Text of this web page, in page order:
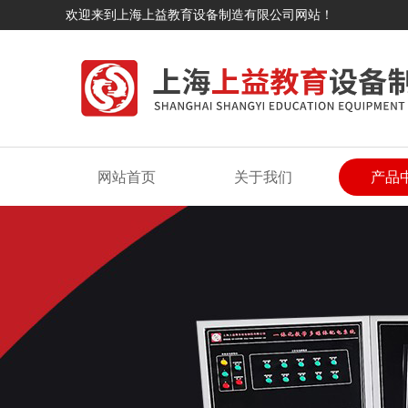
欢迎来到上海上益教育设备制造有限公司网站！
网站首页 关于我们 产品